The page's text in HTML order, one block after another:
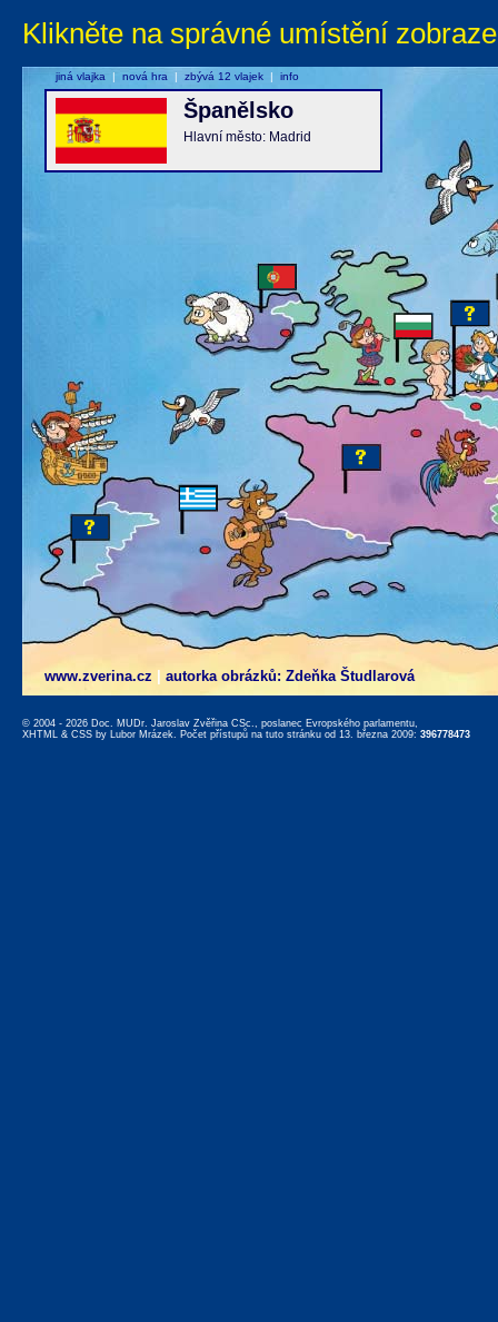
Klikněte na správné umístění
www.zverina.cz autorka obrázků: Zdeňka Študlarová
Španělsko
Hlavní město: Madrid
jiná vlajka | nová hra | zbývá 12 vlajek | info
© 2004 - 2026 Doc. MUDr. Jaroslav Zvěřina CSc., poslanec Evropského parlamentu,
XHTML & CSS by Lubor Mrázek. Počet přístupů na tuto stránku od 13. března 2009: 396778473